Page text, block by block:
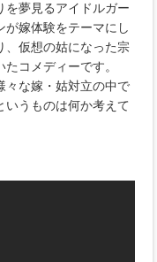
を夢見るアイドルガー
が嫁体験をテーマにし
、仮想の姑になった宗
コメディーです。
々な嫁・姑対立の中で
いうものは何か考えて